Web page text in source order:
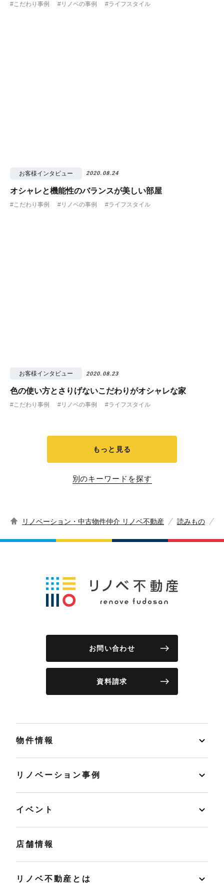
#こだわり事例 #リノベの事例 #ライフスタイル
お客様インタビュー 2020.08.24
オシャレと機能性のバランスが美しい部屋
#こだわり事例 #リノベの事例 #ライフスタイル
お客様インタビュー 2020.08.23
色の使い方とさりげないこだわりがオシャレな家
#こだわり事例 #リノベの事例 #ライフスタイル
もっと見る
別のキーワードを探す
リノベーション・中古物件仲介 リノベ不動産 読みもの
お問い合わせ
資料請求
物件情報
リノベーション事例
イベント
店舗情報
リノベ不動産とは